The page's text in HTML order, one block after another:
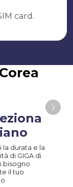
card.
la durata e la
di GIGA di
bisogno
il tuo